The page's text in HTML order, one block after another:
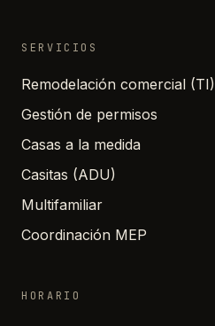
SERVICIOS
Remodelación comercial (TI)
Gestión de permisos
Casas a la medida
Casitas (ADU)
Multifamiliar
Coordinación MEP
HORARIO